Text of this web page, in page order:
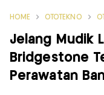
HOME OTOTEKNO
Jelang Mudik
Bridgestone
Perawatan